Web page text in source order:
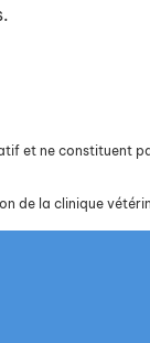
et ne
de la clinique